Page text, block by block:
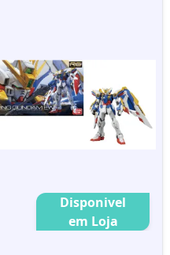
Disponivel
em Loja